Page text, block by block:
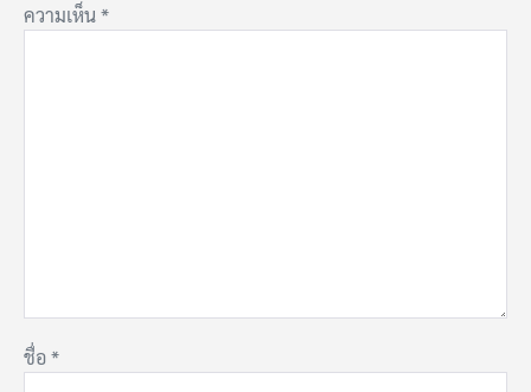
ความเห็น*
ชื่อ*